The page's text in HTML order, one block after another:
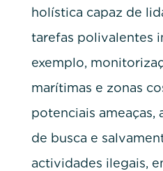
holística capaz de
tarefas polivalentes
exemplo,
marítimas e zonas
potenciais ameaças,
de busca e
actividades ilegais,